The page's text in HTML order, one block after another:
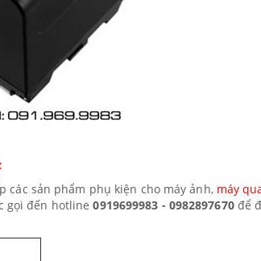
các sản phẩm phụ kiện cho máy ảnh, máy
gọi đến hotline0919699983 - 0982897670để